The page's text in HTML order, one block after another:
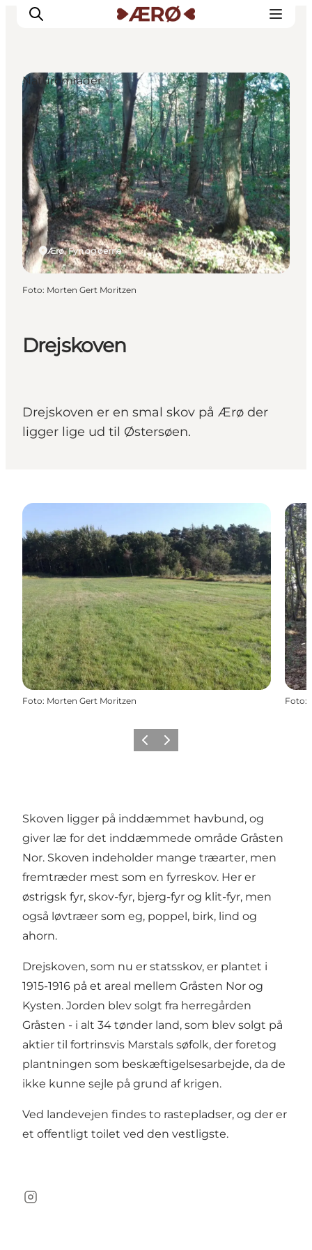
Overnatning
Spisesteder
Oplevelser
Events
Planlæg ferien
Drejskoven
Drejskoven er en smal skov på Ærø der
ligger lige ud til Østersøen.
Ærø, Fyn og øerne
Naturområder
Foto: Morten Gert Moritzen
Foto: Morten Gert Moritzen Foto:
ForrigeNæste
Skoven ligger på inddæmmet havbund, og
giver læ for det inddæmmede område Gråsten
Nor. Skoven indeholder mange træarter, men
fremtræder mest som en fyrreskov. Her er
østrigsk fyr, skov-fyr, bjerg-fyr og klit-fyr, men
også løvtræer som eg, poppel, birk, lind og
ahorn.
Drejskoven, som nu er statsskov, er plantet i
1915-1916 på et areal mellem Gråsten Nor og
Kysten. Jorden blev solgt fra herregården
Gråsten - i alt 34 tønder land, som blev solgt på
aktier til fortrinsvis Marstals søfolk, der foretog
plantningen som beskæftigelsesarbejde, da de
ikke kunne sejle på grund af krigen.
Ved landevejen findes to rastepladser, og der er
et offentligt toilet ved den vestligste.
Instagram